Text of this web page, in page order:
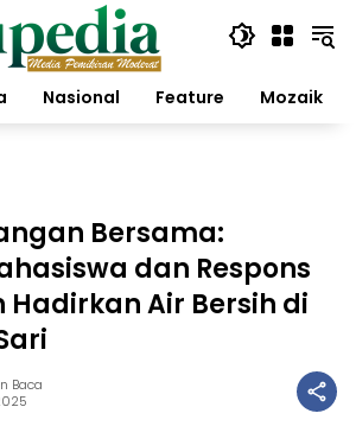
Nasional Feature Mozaik
Bersama:
dan Respons
Hadirkan Air Bersih di
Baca